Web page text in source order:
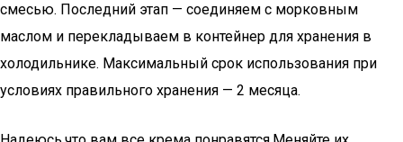
смесью. Последний этап — соединяем с морковным
маслом и перекладываем в контейнер для хранения в
холодильнике. Максимальный срок использования при
условиях правильного хранения — 2 месяца.